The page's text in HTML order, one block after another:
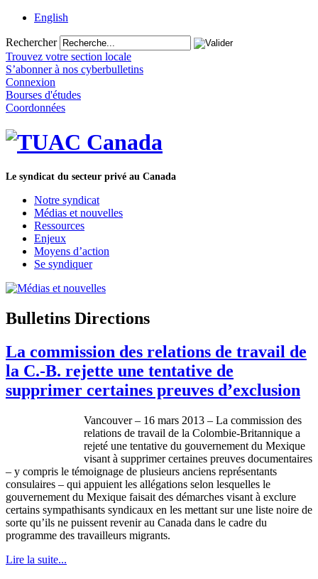
English
Rechercher
Trouvez votre section locale
S’abonner à nos cyberbulletins
Connexion
Bourses d'études
Coordonnées
Le syndicat du secteur privé au Canada
Notre syndicat
Médias et nouvelles
Ressources
Enjeux
Moyens d’action
Se syndiquer
Bulletins Directions
La commission des relations de travail de
la C.-B. rejette une tentative de
supprimer certaines preuves d’exclusion
Vancouver – 16 mars 2013 – La commission des
relations de travail de la Colombie-Britannique a
rejeté une tentative du gouvernement du Mexique
visant à supprimer certaines preuves documentaires
– y compris le témoignage de plusieurs anciens représentants
consulaires – qui appuient les allégations selon lesquelles le
gouvernement du Mexique faisait des démarches visant à exclure
certains sympathisants syndicaux en les mettant sur une liste noire de
sorte qu’ils ne puissent revenirau Canada dans le cadre du
programme des travailleurs migrants.
Lire la suite...